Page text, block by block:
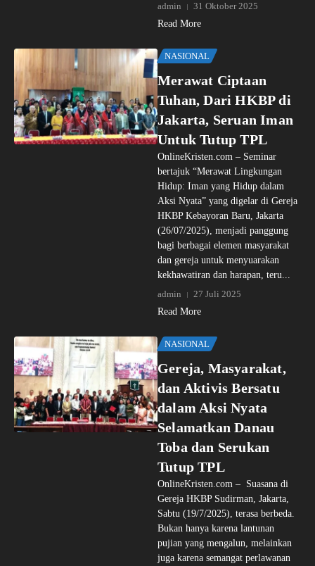
admin
31 Oktober 2025
Read More
NASIONAL
Merawat Ciptaan
Tuhan, Dari HKBP di
Jakarta, Seruan Iman
Untuk Tutup TPL
OnlineKristen.com – Seminar
bertajuk “Merawat Lingkungan
Hidup: Iman yang Hidup dalam
Aksi Nyata” yang digelar di Gereja
HKBP Kebayoran Baru, Jakarta
(26/07/2025), menjadi panggung
bagi berbagai elemen masyarakat
dan gereja untuk menyuarakan
kekhawatiran dan harapan, teru...
admin
27 Juli 2025
Read More
NASIONAL
Gereja, Masyarakat,
dan Aktivis Bersatu
dalam Aksi Nyata
Selamatkan Danau
Toba dan Serukan
Tutup TPL
OnlineKristen.com – Suasana di
Gereja HKBP Sudirman, Jakarta,
Sabtu (19/7/2025), terasa berbeda.
Bukan hanya karena lantunan
pujian yang mengalun, melainkan
juga karena semangat perlawanan